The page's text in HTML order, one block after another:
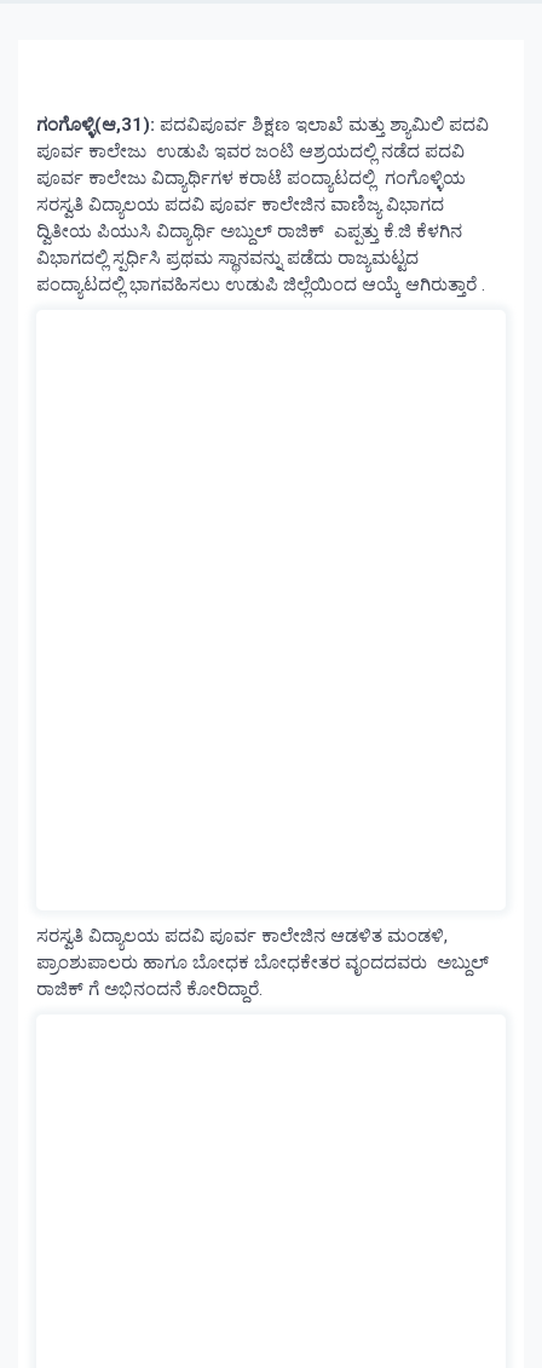
ಗಂಗೊಳ್ಳಿ(ಆ,31): ಪದವಿಪೂರ್ವ ಶಿಕ್ಷಣ ಇಲಾಖೆ ಮತ್ತು ಶ್ಯಾಮಿಲಿ ಪದವಿ
ಪೂರ್ವ ಕಾಲೇಜು ಉಡುಪಿ ಇವರ ಜಂಟಿ ಆಶ್ರಯದಲ್ಲಿ ನಡೆದ ಪದವಿ
ಪೂರ್ವ ಕಾಲೇಜು ವಿದ್ಯಾರ್ಥಿಗಳ ಕರಾಟೆ ಪಂದ್ಯಾಟದಲ್ಲಿ ಗಂಗೊಳ್ಳಿಯ
ಸರಸ್ವತಿ ವಿದ್ಯಾಲಯ ಪದವಿ ಪೂರ್ವ ಕಾಲೇಜಿನ ವಾಣಿಜ್ಯ ವಿಭಾಗದ
ದ್ವಿತೀಯ ಪಿಯುಸಿ ವಿದ್ಯಾರ್ಥಿ ಅಬ್ದುಲ್ ರಾಜಿಕ್ ಎಪ್ಪತ್ತು ಕೆ.ಜಿ ಕೆಳಗಿನ
ವಿಭಾಗದಲ್ಲಿ ಸ್ಪರ್ಧಿಸಿ ಪ್ರಥಮ ಸ್ಥಾನವನ್ನು ಪಡೆದು ರಾಜ್ಯಮಟ್ಟದ
ಪಂದ್ಯಾಟದಲ್ಲಿ ಭಾಗವಹಿಸಲು ಉಡುಪಿ ಜಿಲ್ಲೆಯಿಂದ ಆಯ್ಕೆ ಆಗಿರುತ್ತಾರೆ .
ಸರಸ್ವತಿ ವಿದ್ಯಾಲಯ ಪದವಿ ಪೂರ್ವ ಕಾಲೇಜಿನ ಆಡಳಿತ ಮಂಡಳಿ,
ಪ್ರಾಂಶುಪಾಲರು ಹಾಗೂ ಬೋಧಕ ಬೋಧಕೇತರ ವೃಂದದವರು ಅಬ್ದುಲ್
ರಾಜಿಕ್ ಗೆ ಅಭಿನಂದನೆ ಕೋರಿದ್ದಾರೆ.